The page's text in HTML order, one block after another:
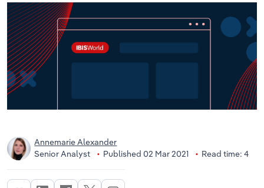
Annemarie Alexander
Senior Analyst
Published 02 Mar 2021 Read time: 4
Videos & Special Reports
View all articles